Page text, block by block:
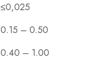
≤0,025
0.15 – 0.50
0.40 – 1.00